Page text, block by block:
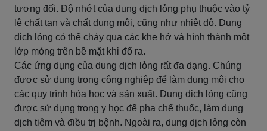
tương đối. Độ nhớt của dung dịch lỏng phụ thuộc vào tỷ
lệ chất tan và chất dung môi, cũng như nhiệt độ. Dung
dịch lỏng có thể chảy qua các khe hở và hình thành một
lớp mỏng trên bề mặt khi đổ ra.
Các ứng dụng của dung dịch lỏng rất đa dạng. Chúng
được sử dụng trong công nghiệp để làm dung môi cho
các quy trình hóa học và sản xuất. Dung dịch lỏng cũng
được sử dụng trong y học để pha chế thuốc, làm dung
dịch tiêm và điều trị bệnh. Ngoài ra, dung dịch lỏng còn